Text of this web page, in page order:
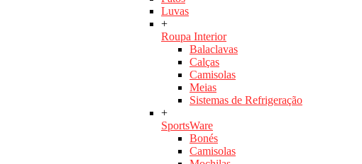
Luvas
+
Roupa Interior
Balaclavas
Calças
Camisolas
Meias
Sistemas de Refrigeração
+
SportsWare
Bonés
Camisolas